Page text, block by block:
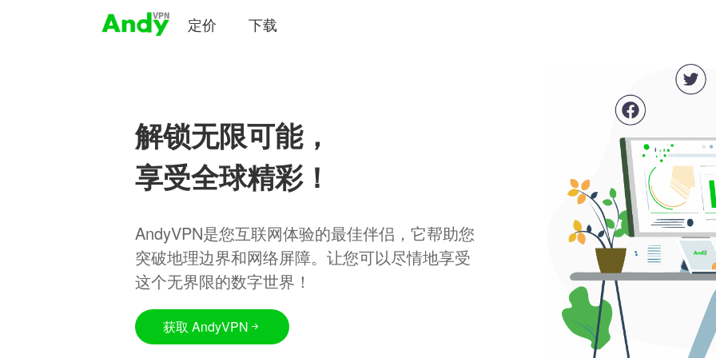
定价 下载
解锁无限可能，
享受全球精彩！
AndyVPN是您互联网体验的最佳伴侣，它帮助您
突破地理边界和网络屏障。让您可以尽情地享受
这个无界限的数字世界！
获取 AndyVPN